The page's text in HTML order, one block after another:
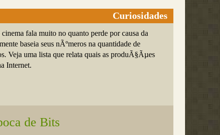
Curiosidades
fala muito no quanto perde por causa da
baseia seus nÃºmeros na quantidade de
Veja uma lista que relata quais as produÃ§Ãµes
Internet.
de Bits